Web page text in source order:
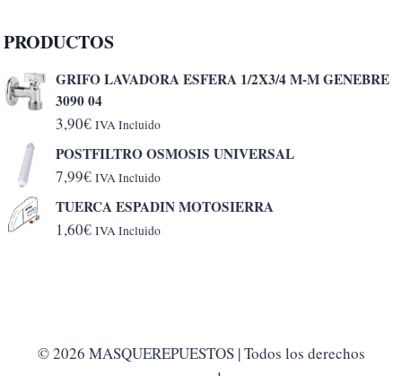
PRODUCTOS
GRIFO LAVADORA ESFERA 1/2X3/4 M-M GENEBRE
3090 04
3,90€ IVA Incluido
POSTFILTRO OSMOSIS UNIVERSAL
7,99€ IVA Incluido
TUERCA ESPADIN MOTOSIERRA
1,60€ IVA Incluido
© 2026 MASQUEREPUESTOS | Todos los derechos